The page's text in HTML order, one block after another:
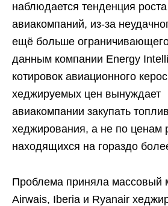
наблюдается тенденция
авиакомпаний, из-за
ещё больше
данным компании Energy
котировок авиационного
хеджируемых цен вынуждает
авиакомпании закупать
хеджирования, а не по ценам
находящихся на гораздо
Проблема приняла массовый
Airwais, Iberia и Ryanair